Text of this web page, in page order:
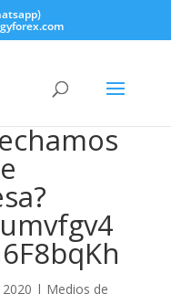
| Medios de